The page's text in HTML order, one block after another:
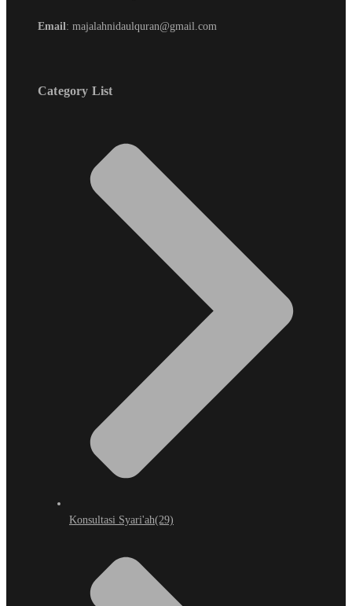
Email: majalahnidaulquran@gmail.com
Category List
Konsultasi Syari'ah(29)